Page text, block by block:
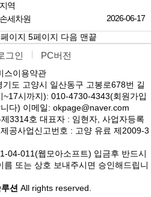
역
손세차원
2026-06-17
페이지 5페이지 다음 맨끝
그인 PC버전
스이용약관
도 고양시 일산동구 고봉로678번 길
시까지): 010-4730-4343(회원가입
다) 이메일: okpage@naver.com
3314호 대표자 : 임현자, 사업자등록
공사업신고번호 : 고양 유료 제2009-3
04-011(웹모아소프트) 입금후 반드시
또는 상호 보내주시면 승인해드립니
션 All rights reserved.